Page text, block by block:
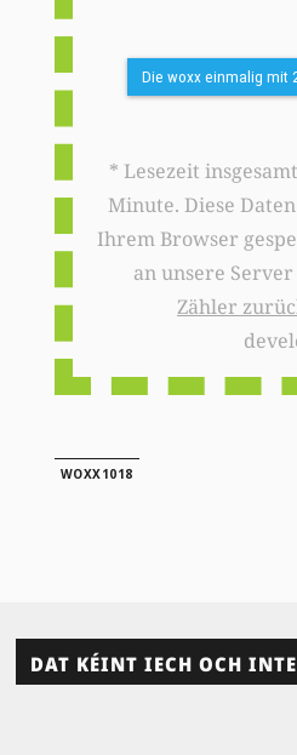
Die woxx einmalig mit
* Lesezeit
Minute. Diese
Ihrem Browser
an unsere
Zähler
WOXX1018
DAT KÉINT IECH OCH